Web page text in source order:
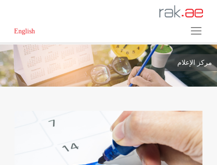
English
مركز الإعلام